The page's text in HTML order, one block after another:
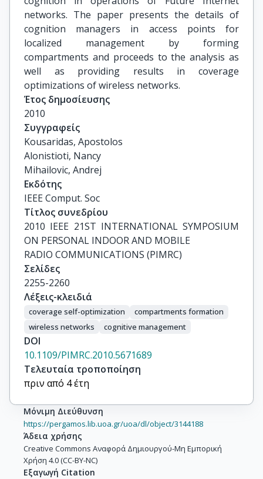
networks. The paper presents the details of
cognition managers in access points for
localized management by forming
compartments and proceeds to the analysis as
well as providing results in coverage
optimizations of wireless networks.
Έτος δημοσίευσης
2010
Συγγραφείς
Kousaridas, Apostolos
Alonistioti, Nancy
Mihailovic, Andrej
Εκδότης
IEEE Comput. Soc
Τίτλος συνεδρίου
2010 IEEE 21ST INTERNATIONAL SYMPOSIUM
ON PERSONAL INDOOR AND MOBILE
RADIO COMMUNICATIONS (PIMRC)
Σελίδες
2255-2260
Λέξεις-κλειδιά
coverage self-optimization
compartments formation
wireless networks
cognitive management
DOI
10.1109/PIMRC.2010.5671689
Τελευταία τροποποίηση
πριν από 4 έτη
Μόνιμη Διεύθυνση
https://pergamos.lib.uoa.gr/uoa/dl/object/3144188
Άδεια χρήσης
Creative Commons Αναφορά Δημιουργού-Μη Εμπορική
Χρήση 4.0 (CC-BY-NC)
Εξαγωγή Citation